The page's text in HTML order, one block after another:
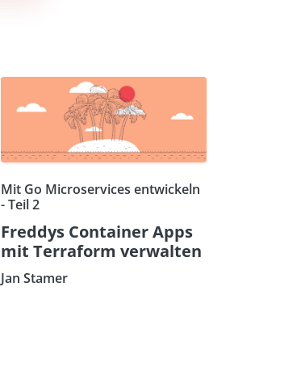
Mit Go Microservices entwickeln
- Teil 2
Freddys Container Apps
mit Terraform verwalten
Jan Stamer